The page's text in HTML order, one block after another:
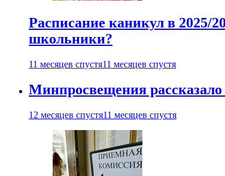
Расписание каникул в 2025/
школьники?
11 месяцев спустя11 месяцев спустя
Минпросвещения рассказало
12 месяцев спустя11 месяцев спустя